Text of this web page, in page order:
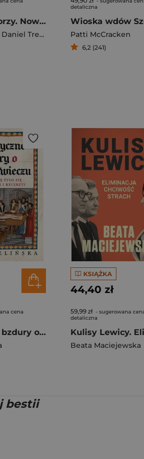
Spin dyktatorzy. Nowe oblicze tyranii w XXI wieku
Daniel Treisman
detaliczna
Patti McCracken
6,2 (241)
cena
Historyczne bzdury o średniowieczu. Jak naprawdę żyło się w czasach dam i rycerzy?
KSIĄŻKA
44,40 zł
59,99 zł - sugerowana
detaliczna
Beata Maciejewska
bestii